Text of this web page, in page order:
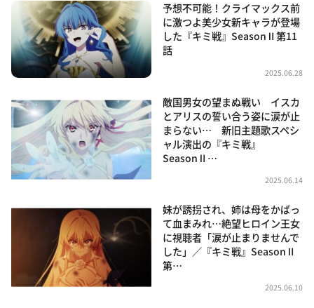
予想不可能！クライマックス前
に激つよ美少女新キャラが登場
した『キミ戦』SeasonⅡ第11
話
2025.06.28
敵国男女の望まぬ戦い イスカ
とアリスの誓い合う姿に涙が止
まらない… 新旧主題歌スペシ
ャル演出の『キミ戦』
SeasonⅡ…
2025.06.14
妹が誘拐され、姉は母をかばっ
て血まみれ…絶望ヒロイン王女
に視聴者「涙が止まりませんで
した」／『キミ戦』SeasonⅡ
第…
2025.06.10